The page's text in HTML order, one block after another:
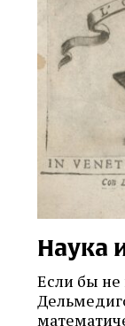
Наука
Если бы не